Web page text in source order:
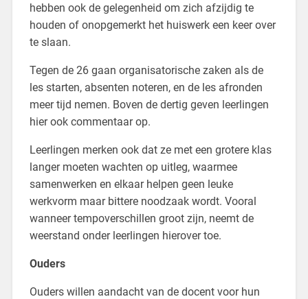
hebben ook de gelegenheid om zich afzijdig te
houden of onopgemerkt het huiswerk een keer over
te slaan.
Tegen de 26 gaan organisatorische zaken als de
les starten, absenten noteren, en de les afronden
meer tijd nemen. Boven de dertig geven leerlingen
hier ook commentaar op.
Leerlingen merken ook dat ze met een grotere klas
langer moeten wachten op uitleg, waarmee
samenwerken en elkaar helpen geen leuke
werkvorm maar bittere noodzaak wordt. Vooral
wanneer tempoverschillen groot zijn, neemt de
weerstand onder leerlingen hierover toe.
Ouders
Ouders willen aandacht van de docent voor hun